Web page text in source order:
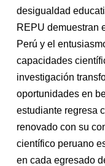
desigualdad
REPU demuestran
Perú y el
capacidades
investigación
oportunidades en
estudiante regresa
renovado con su
científico peruano
en cada egresado